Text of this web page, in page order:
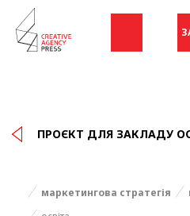
ПРОЄКТ ДЛЯ ЗАКЛАДУ
маркетингова стратегія